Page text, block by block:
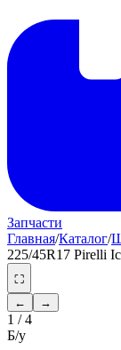
Запчасти
Главная/Каталог/
225/45R17 Pirelli
⛶
←
→
1 /4
Б/у